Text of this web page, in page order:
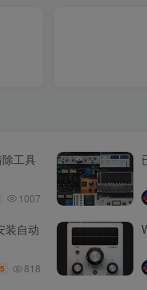
工具
1007
装自动
5 818